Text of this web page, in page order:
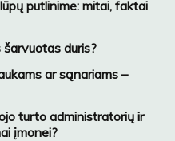
putlinime: mitai, faktai
duris?
ar sąnariams –
turto administratorių ir
įmonei?